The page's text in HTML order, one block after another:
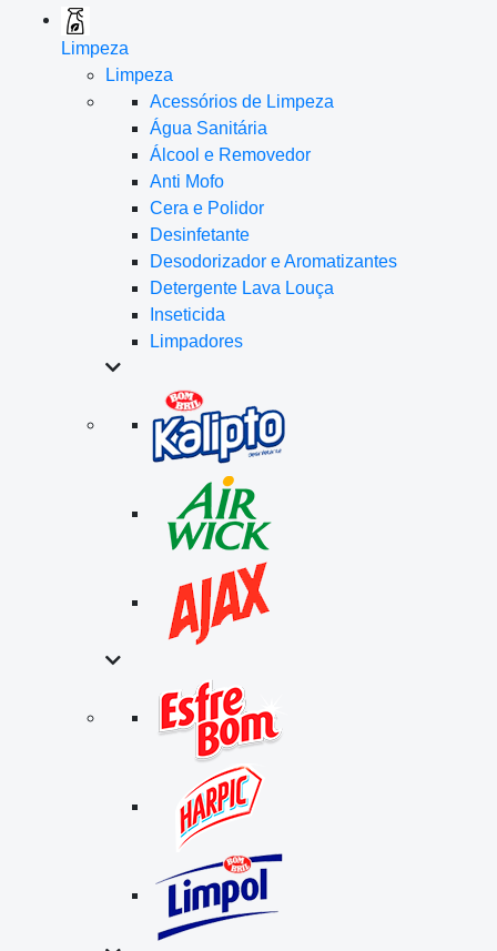
Limpeza
Limpeza
Acessórios de Limpeza
Água Sanitária
Álcool e Removedor
Anti Mofo
Cera e Polidor
Desinfetante
Desodorizador e Aromatizantes
Detergente Lava Louça
Inseticida
Limpadores